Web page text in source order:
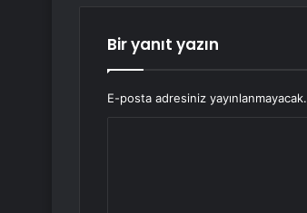
Bir yanıt yazın
E-posta adresiniz yayınlanmayacak.